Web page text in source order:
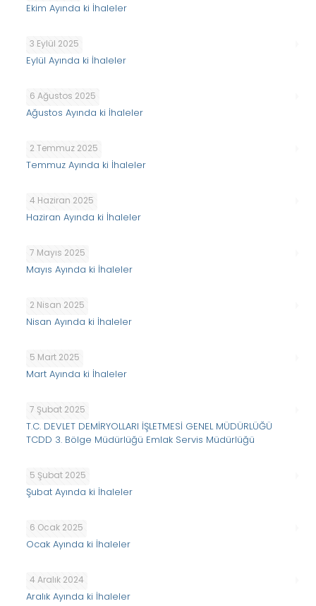
Ekim Ayında ki İhaleler
3 Eylül 2025
Eylül Ayında ki İhaleler
6 Ağustos 2025
Ağustos Ayında ki İhaleler
2 Temmuz 2025
Temmuz Ayında ki İhaleler
4 Haziran 2025
Haziran Ayında ki İhaleler
7 Mayıs 2025
Mayıs Ayında ki İhaleler
2 Nisan 2025
Nisan Ayında ki İhaleler
5 Mart 2025
Mart Ayında ki İhaleler
7 Şubat 2025
T.C. DEVLET DEMİRYOLLARI İŞLETMESİ GENEL MÜDÜRLÜĞÜ
TCDD 3. Bölge Müdürlüğü Emlak Servis Müdürlüğü
5 Şubat 2025
Şubat Ayında ki İhaleler
6 Ocak 2025
Ocak Ayında ki İhaleler
4 Aralık 2024
Aralık Ayında ki İhaleler